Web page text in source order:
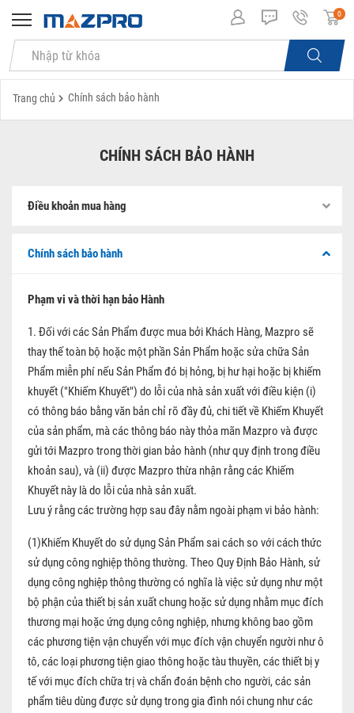
0
Trang chủ Chính sách bảo hành
CHÍNH SÁCH BẢO HÀNH
Điều khoản mua hàng
Chính sách bảo hành
Phạm vi và thời hạn bảo Hành
1. Đối với các Sản Phẩm được mua bởi Khách Hàng, Mazpro sẽ
thay thế toàn bộ hoặc một phần Sản Phẩm hoặc sửa chữa Sản
Phẩm miễn phí nếu Sản Phẩm đó bị hỏng, bị hư hại hoặc bị khiếm
khuyết ("Khiếm Khuyết") do lỗi của nhà sản xuất với điều kiện (i)
có thông báo bằng văn bản chỉ rõ đầy đủ, chi tiết về Khiếm Khuyết
của sản phẩm, mà các thông báo này thỏa mãn Mazpro và được
gửi tới Mazpro trong thời gian bảo hành (như quy định trong điều
khoản sau), và (ii) được Mazpro thừa nhận rằng các Khiếm
Khuyết này là do lỗi của nhà sản xuất.
Lưu ý rằng các trường hợp sau đây nằm ngoài phạm vi bảo hành:
(1)Khiếm Khuyết do sử dụng Sản Phẩm sai cách so với cách thức
sử dụng công nghiệp thông thường. Theo Quy Định Bảo Hành, sử
dụng công nghiệp thông thường có nghĩa là việc sử dụng như một
bộ phận của thiết bị sản xuất chung hoặc sử dụng nhằm mục đích
thương mại hoặc ứng dụng công nghiệp, nhưng không bao gồm
các phương tiện vận chuyển với mục đích vận chuyển người như ô
tô, các loại phương tiện giao thông hoặc tàu thuyền, các thiết bị y
tế với mục đích chữa trị và chẩn đoán bệnh cho người, các sản
phẩm tiêu dùng được sử dụng trong gia đình nói chung như các